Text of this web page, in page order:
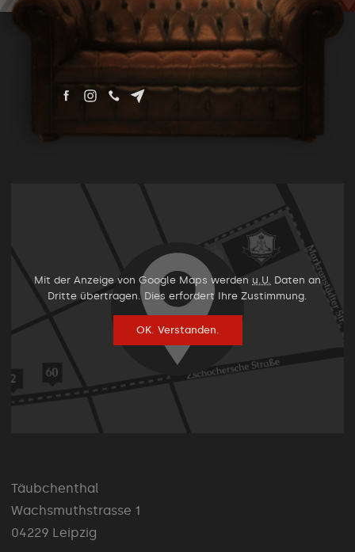
Mit der Anzeige von Google Maps werden u.U. Daten an
Dritte übertragen. Dies erfordert Ihre Zustimmung.
OK. Verstanden.
Täubchenthal
Wachsmuthstrasse 1
04229 Leipzig